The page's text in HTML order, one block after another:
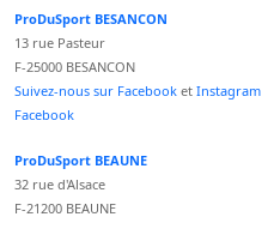
ProDuSport BESANCON
13 rue Pasteur
F-25000 BESANCON
Suivez-nous sur Facebook et Instagram
Facebook
ProDuSport BEAUNE
32 rue d'Alsace
F-21200 BEAUNE